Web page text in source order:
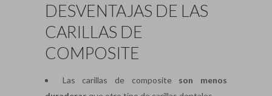
DESVENTAJAS DE LAS
CARILLAS DE
COMPOSITE
Las carillas de composite son menos